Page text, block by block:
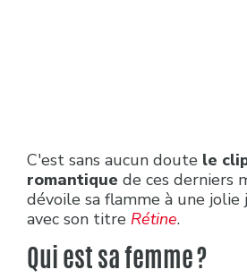
C'est sans aucun doute le
romantique de ces derniers
dévoile sa flamme à une jolie
avec son titre Rétine.
Qui est sa femme ?